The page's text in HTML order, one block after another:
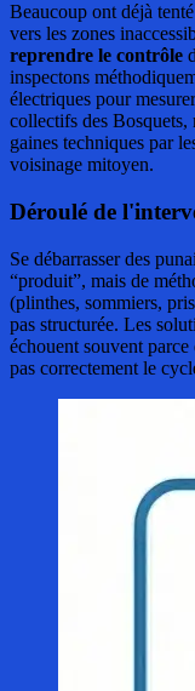
Beaucoup ont déjà
vers les zones
reprendre le contrôle
inspectons
électriques pour
collectifs des Bosquets,
gaines techniques par
voisinage mitoyen.
Déroulé de
Se débarrasser des
“produit”, mais de
(plinthes, sommiers,
pas structurée. Les
échouent souvent parce
pas correctement le